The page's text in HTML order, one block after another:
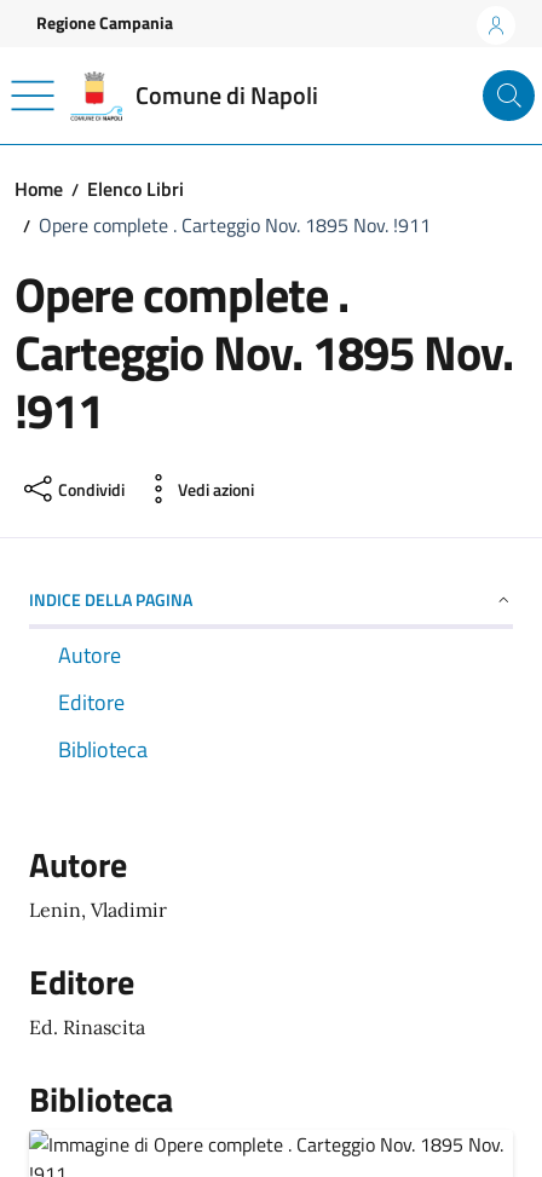
Vai ai contenuti
Vai al footer
Regione Campania
Comune di Napoli
Home
Elenco Libri
Opere complete . Carteggio Nov. 1895 Nov. !911
Opere complete .
Carteggio Nov. 1895 Nov.
!911
Condividi Vedi azioni
INDICE DELLA PAGINA
Autore
Editore
Biblioteca
Autore
Lenin, Vladimir
Editore
Ed. Rinascita
Biblioteca